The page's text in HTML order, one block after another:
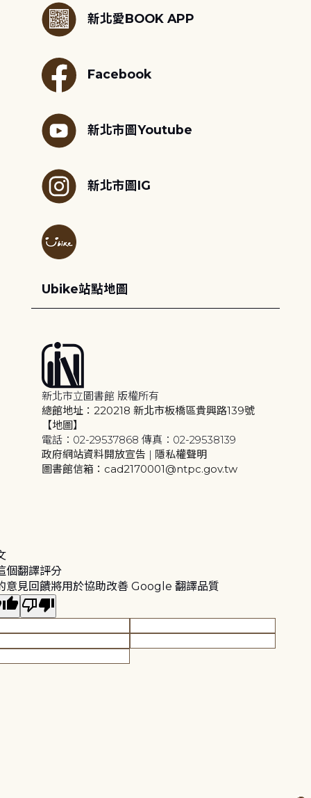
新北愛BOOK APP
Facebook
新北市圖Youtube
新北市圖IG
Ubike站點地圖
新北市立圖書館 版權所有
總館地址：220218 新北市板橋區貴興路139號
【地圖】
電話：02-29537868 傳真：02-29538139
政府網站資料開放宣告 | 隱私權聲明
圖書館信箱：cad2170001@ntpc.gov.tw
個翻譯評分
意見回饋將用於協助改善 Google 翻譯品質